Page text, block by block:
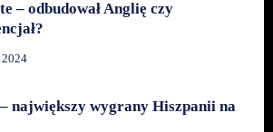
– odbudował Anglię czy
największy wygrany Hiszpanii na